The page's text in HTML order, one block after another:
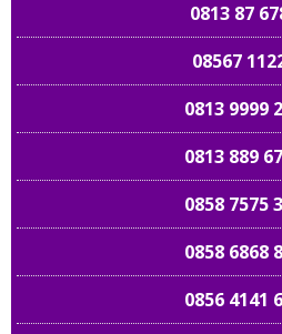
0813 87
08567
0813 9999
0813 889
0858 7575
0858 6868
0856 4141